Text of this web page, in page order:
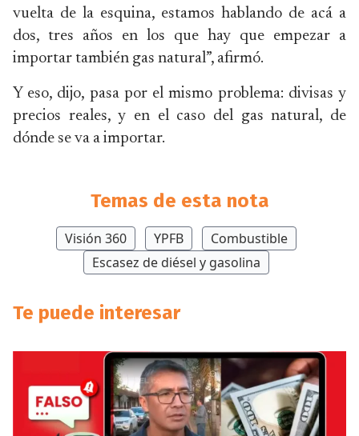
vuelta de la esquina, estamos hablando de acá a
dos, tres años en los que hay que empezar a
importar también gas natural”, afirmó.
Y eso, dijo, pasa por el mismo problema: divisas y
precios reales, y en el caso del gas natural, de
dónde se va a importar.
Temas de esta nota
Visión 360 YPFB
Combustible
Escasez de diésel y gasolina
Te puede interesar